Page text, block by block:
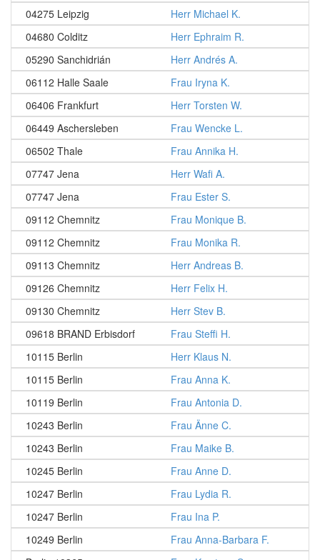
04275 Leipzig
Herr Michael K.
04680 Colditz
Herr Ephraim R.
05290 Sanchidrián
Herr Andrés A.
06112 Halle Saale
Frau Iryna K.
06406 Frankfurt
Herr Torsten W.
06449 Aschersleben
Frau Wencke L.
06502 Thale
Frau Annika H.
07747 Jena
Herr Wafi A.
07747 Jena
Frau Ester S.
09112 Chemnitz
Frau Monique B.
09112 Chemnitz
Frau Monika R.
09113 Chemnitz
Herr Andreas B.
09126 Chemnitz
Herr Felix H.
09130 Chemnitz
Herr Stev B.
09618 BRAND Erbisdorf
Frau Steffi H.
10115 Berlin
Herr Klaus N.
10115 Berlin
Frau Anna K.
10119 Berlin
Frau Antonia D.
10243 Berlin
Frau Änne C.
10243 Berlin
Frau Maike B.
10245 Berlin
Frau Anne D.
10247 Berlin
Frau Lydia R.
10247 Berlin
Frau Ina P.
10249 Berlin
Frau Anna-Barbara F.